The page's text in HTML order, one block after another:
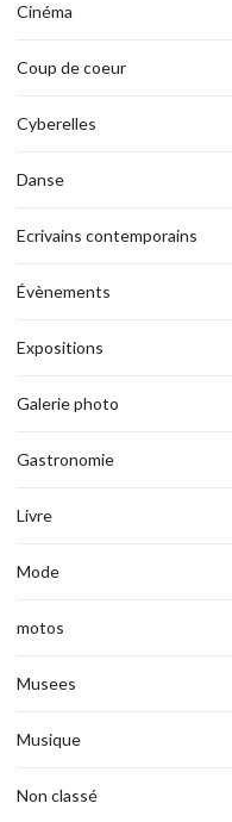
Cinéma
Coup de coeur
Cyberelles
Danse
Ecrivains contemporains
Évènements
Expositions
Galerie photo
Gastronomie
Livre
Mode
motos
Musees
Musique
Non classé